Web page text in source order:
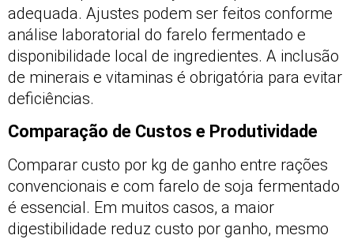
adequada. Ajustes podem ser feitos conforme
análise laboratorial do farelo fermentado e
disponibilidade local de ingredientes. A inclusão
de minerais e vitaminas é obrigatória para evitar
deficiências.
Comparação de Custos e Produtividade
Comparar custo por kg de ganho entre rações
convencionais e com farelo de soja fermentado
é essencial. Em muitos casos, a maior
digestibilidade reduz custo por ganho, mesmo